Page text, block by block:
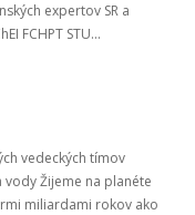
expertov SR a
FCHPT STU...
vedeckých tímov
Žijeme na planéte
miliardami rokov ako